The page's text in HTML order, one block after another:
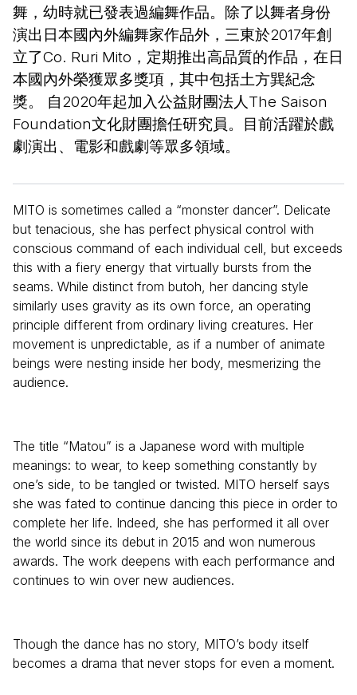
舞，幼時就已發表過編舞作品。除了以舞者身份
演出日本國內外編舞家作品外，三東於2017年創
立了Co. Ruri Mito，定期推出高品質的作品，在日
本國內外榮獲眾多獎項，其中包括土方巽紀念
獎。 自2020年起加入公益財團法人The Saison
Foundation文化財團擔任研究員。目前活躍於戲
劇演出、電影和戲劇等眾多領域。
MITO is sometimes called a “monster dancer”. Delicate
but tenacious, she has perfect physical control with
conscious command of each individual cell, but exceeds
this with a fiery energy that virtually bursts from the
seams. While distinct from butoh, her dancing style
similarly uses gravity as its own force, an operating
principle different from ordinary living creatures. Her
movement is unpredictable, as if a number of animate
beings were nesting inside her body, mesmerizing the
audience.
The title “Matou” is a Japanese word with multiple
meanings: to wear, to keep something constantly by
one’s side, to be tangled or twisted. MITO herself says
she was fated to continue dancing this piece in order to
complete her life. Indeed, she has performed it all over
the world since its debut in 2015 and won numerous
awards. The work deepens with each performance and
continues to win over new audiences.
Though the dance has no story, MITO’s body itself
becomes a drama that never stops for even a moment.